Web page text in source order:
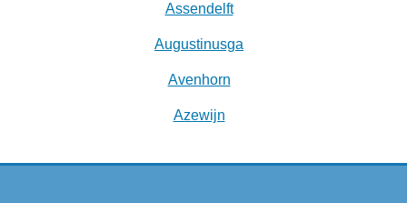
Assendelft
Augustinusga
Avenhorn
Azewijn